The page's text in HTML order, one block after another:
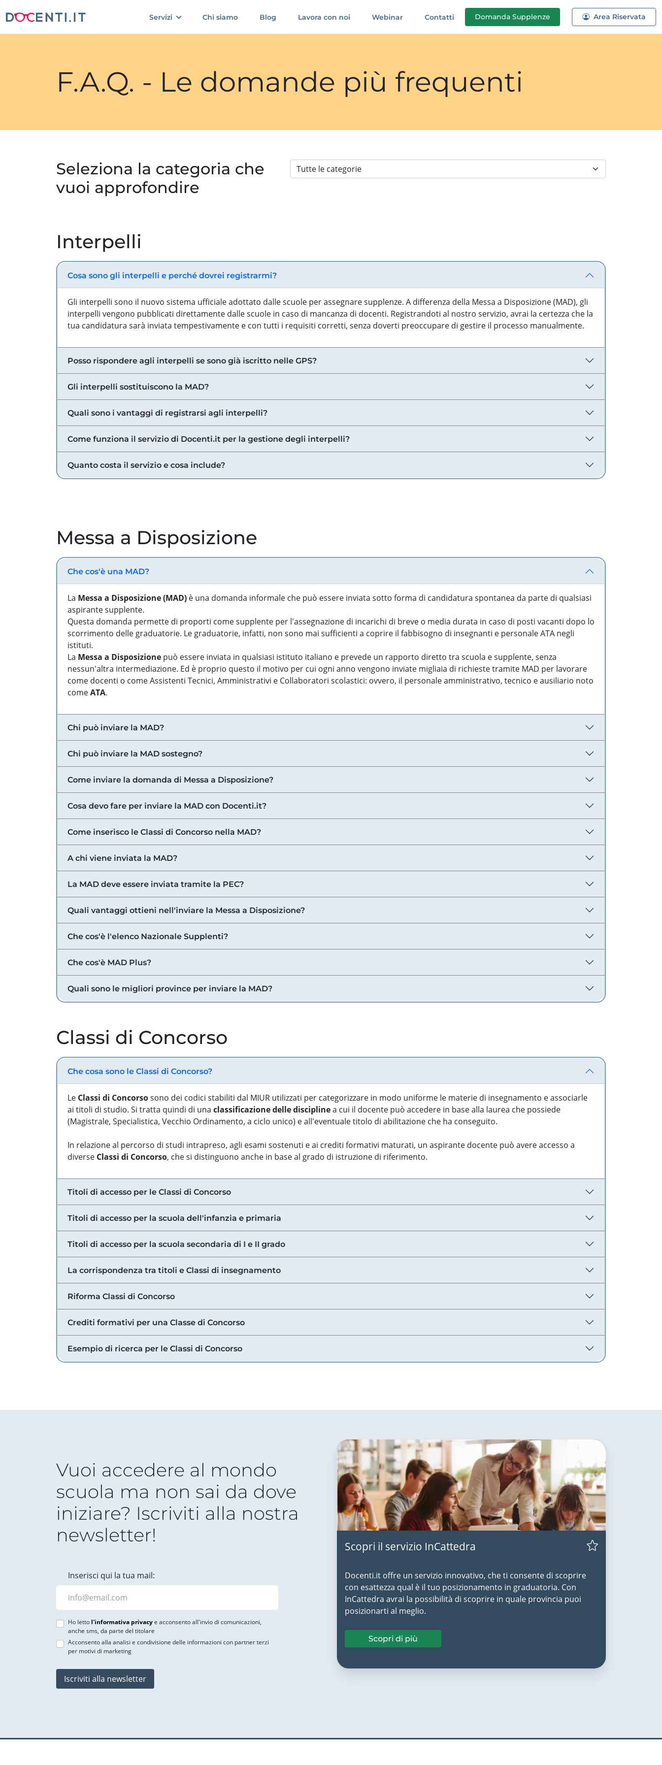
Servizi Chi siamo Blog Lavora con noi Webinar Contatti Domanda Supplenze Area Riservata
F.A.Q. - Le domande più frequenti
Seleziona la categoria che
vuoi approfondire
Interpelli
Cosa sono gli interpelli e perché dovrei registrarmi?
Gli interpelli sono il nuovo sistema ufficiale adottato dalle scuole per assegnare supplenze. A differenza della Messa a Disposizione (MAD), gli
interpelli vengono pubblicati direttamente dalle scuole in caso di mancanza di docenti. Registrandoti al nostro servizio, avrai la certezza che la
tua candidatura sarà inviata tempestivamente e con tutti i requisiti corretti, senza doverti preoccupare di gestire il processo manualmente.
Posso rispondere agli interpelli se sono già iscritto nelle GPS?
Gli interpelli sostituiscono la MAD?
Quali sono i vantaggi di registrarsi agli interpelli?
Come funziona il servizio di Docenti.it per la gestione degli interpelli?
Quanto costa il servizio e cosa include?
Messa a Disposizione
Che cos'è una MAD?
La Messa a Disposizione (MAD) è una domanda informale che può essere inviata sotto forma di candidatura spontanea da parte di qualsiasi
aspirante supplente.
Questa domanda permette di proporti come supplente per l'assegnazione di incarichi di breve o media durata in caso di posti vacanti dopo lo
scorrimento delle graduatorie. Le graduatorie, infatti, non sono mai sufficienti a coprire il fabbisogno di insegnanti e personale ATA negli
istituti.
La Messa a Disposizione può essere inviata in qualsiasi istituto italiano e prevede un rapporto diretto tra scuola e supplente, senza
nessun'altra intermediazione. Ed è proprio questo il motivo per cui ogni anno vengono inviate migliaia di richieste tramite MAD per lavorare
come docenti o come Assistenti Tecnici, Amministrativi e Collaboratori scolastici: ovvero, il personale amministrativo, tecnico e ausiliario noto
comeATA.
Chi può inviare la MAD?
Chi può inviare la MAD sostegno?
Come inviare la domanda di Messa a Disposizione?
Cosa devo fare per inviare la MAD con Docenti.it?
Come inserisco le Classi di Concorso nella MAD?
A chi viene inviata la MAD?
La MAD deve essere inviata tramite la PEC?
Quali vantaggi ottieni nell'inviare la Messa a Disposizione?
Che cos'è l'elenco Nazionale Supplenti?
Che cos'è MAD Plus?
Quali sono le migliori province per inviare la MAD?
Classi di Concorso
Che cosa sono le Classi di Concorso?
Le Classi di Concorsosono dei codici stabiliti dal MIUR utilizzati per categorizzare in modo uniforme le materie di insegnamento e associarle
ai titoli di studio. Si tratta quindi di una classificazione delle disciplinea cui il docente può accedere in base alla laurea che possiede
(Magistrale, Specialistica, Vecchio Ordinamento, a ciclo unico) e all'eventuale titolo di abilitazione che ha conseguito.
In relazione al percorso di studi intrapreso, agli esami sostenuti e ai crediti formativi maturati, un aspirante docente può avere accesso a
diverse Classi di Concorso, che si distinguono anche in base al grado di istruzione di riferimento.
Titoli di accesso per le Classi di Concorso
Titoli di accesso per la scuola dell'infanzia e primaria
Titoli di accesso per la scuola secondaria di I e II grado
La corrispondenza tra titoli e Classi di insegnamento
Riforma Classi di Concorso
Crediti formativi per una Classe di Concorso
Esempio di ricerca per le Classi di Concorso
Vuoi accedere al mondo
scuola ma non sai da dove
iniziare? Iscriviti alla nostra
newsletter!
Inserisci qui la tua mail:
Ho letto l'informativa privacye acconsento all'invio di comunicazioni,
anche sms, da parte del titolare
Acconsento alla analisi e condivisione delle informazioni con partner terzi
per motivi di marketing
Iscriviti alla newsletter
Scopri il servizio InCattedra
Docenti.it offre un servizio innovativo, che ti consente di scoprire
con esattezza qual è il tuo posizionamento in graduatoria. Con
InCattedra avrai la possibilità di scoprire in quale provincia puoi
posizionarti al meglio.
Scopri di più